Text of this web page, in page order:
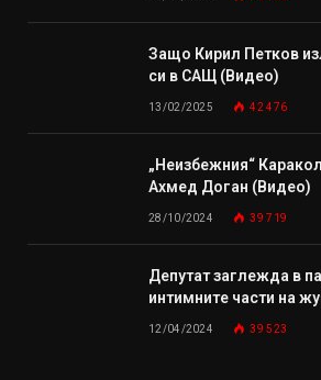
Защо Кирил Петков
си в САЩ (Видео)
13/02/2025 42 476
„Неизбежния“
Ахмед Доган (Видео)
28/10/2024 39 719
Депутат заглежда в
интимните части на
12/04/2024 39 523